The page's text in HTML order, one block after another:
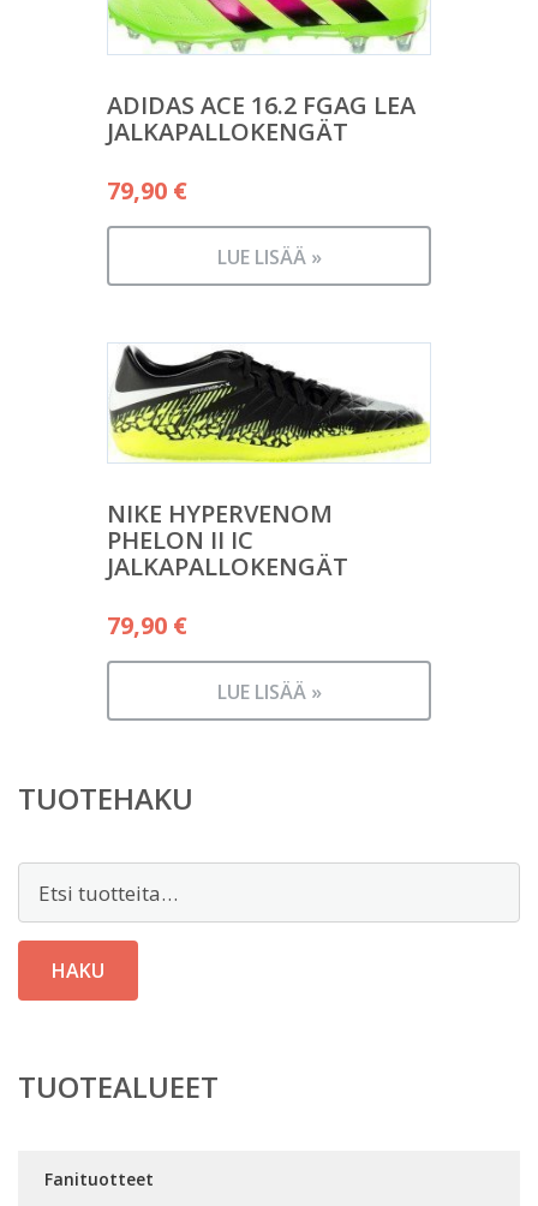
ADIDAS ACE 16.2 FGAG LEA
JALKAPALLOKENGÄT
79,90 €
LUE LISÄÄ »
NIKE HYPERVENOM
PHELON II IC
JALKAPALLOKENGÄT
79,90 €
LUE LISÄÄ »
TUOTEHAKU
HAKU
TUOTEALUEET
Fanituotteet